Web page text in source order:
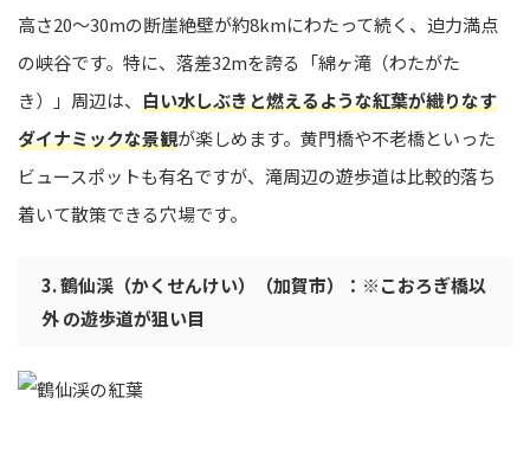
高さ20〜30mの断崖絶壁が約8kmにわたって続く、迫力満点
の峡谷です。特に、落差32mを誇る「綿ヶ滝（わたがた
き）」周辺は、 白い水しぶきと燃えるような紅葉が織りなす
ダイナミックな景観が楽しめます。黄門橋や不老橋といった
ビュースポットも有名ですが、滝周辺の遊歩道は比較的落ち
着いて散策できる穴場です。
3. 鶴仙渓（かくせんけい）（加賀市）：※こおろぎ橋以
外 の遊歩道が狙い目